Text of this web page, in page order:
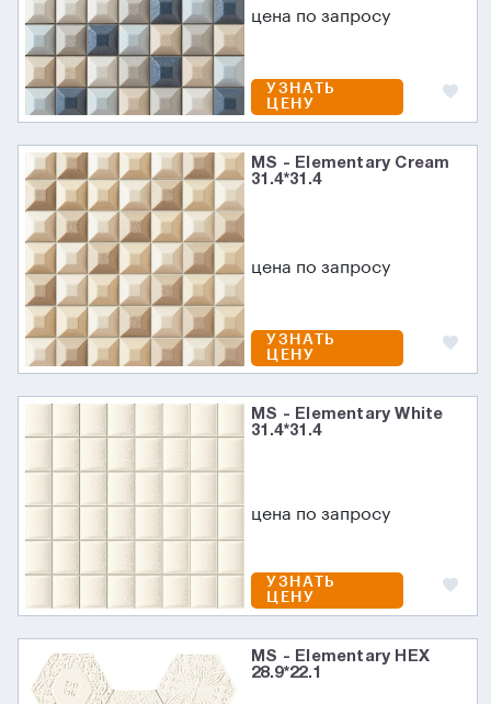
цена по запросу
УЗНАТЬ
ЦЕНУ
MS - Elementary Cream
31.4*31.4
цена по запросу
УЗНАТЬ
ЦЕНУ
MS - Elementary White
31.4*31.4
цена по запросу
УЗНАТЬ
ЦЕНУ
MS - Elementary HEX
28.9*22.1